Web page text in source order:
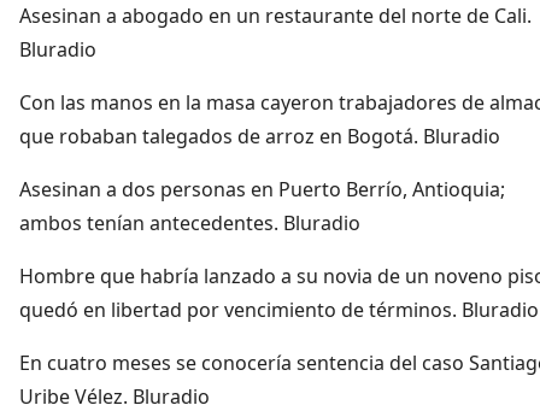
Asesinan a abogado en un restaurante del norte de Cali.
Bluradio
Con las manos en la masa cayeron trabajadores de
que robaban talegados de arroz en Bogotá. Bluradio
Asesinan a dos personas en Puerto Berrío, Antioquia;
ambos tenían antecedentes. Bluradio
Hombre que habría lanzado a su novia de un noveno
quedó en libertad por vencimiento de términos. Bluradio
En cuatro meses se conocería sentencia del caso
Uribe Vélez. Bluradio